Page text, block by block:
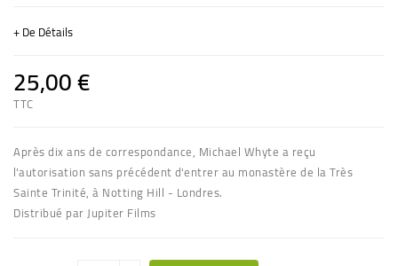
+ De Détails
25,00 €
TTC
Après dix ans de correspondance, Michael Whyte a reçu
l'autorisation sans précédent d'entrer au monastère de la Très
Sainte Trinité, à Notting Hill - Londres.
Distribué par Jupiter Films